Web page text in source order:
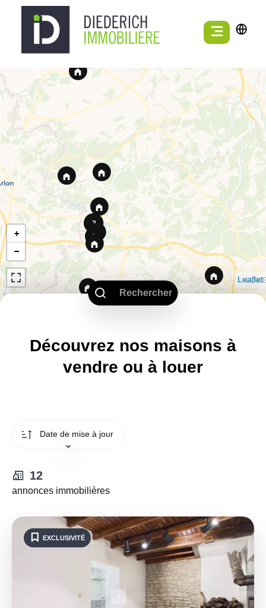
Rechercher
2
+
−
Leaflet
Découvrez nos maisons à
vendre ou à louer
Date de mise à jour
12
annonces immobilières
EXCLUSIVITÉ